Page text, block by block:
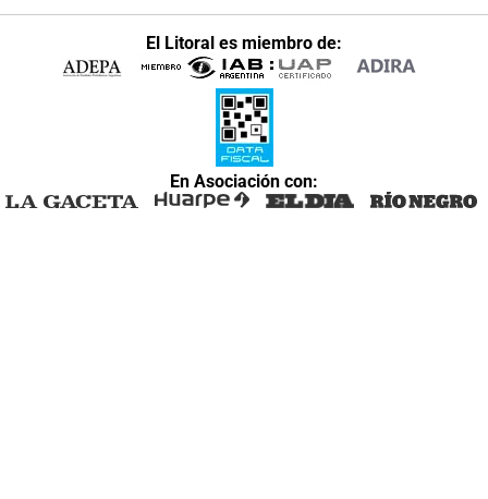
El Litoral es miembro de:
En Asociación con: